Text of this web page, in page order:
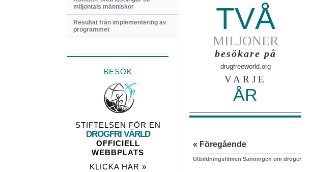
TVÅ
MILJONER
besökare på
drugfreeworld.org
VARJE
ÅR
« Föregående
Utbildningsfilmen Sanningen om droger
miljontals människor
Resultat från implementering av
programmet
BESÖK
STIFTELSEN FÖR EN
DROGFRI VÄRLD
OFFICIELL
WEBBPLATS
KLICKA HÄR »